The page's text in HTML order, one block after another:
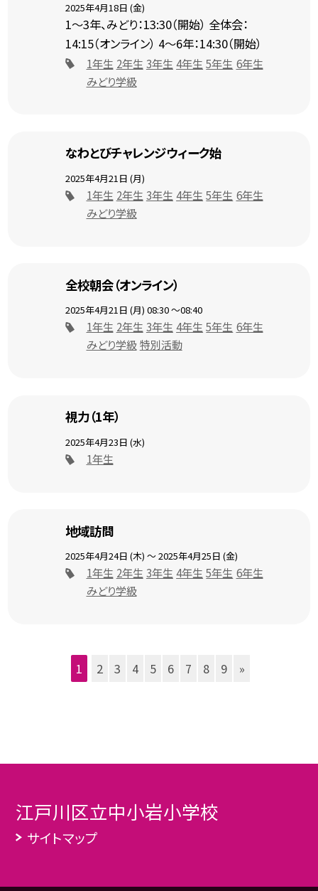
2025年4月18日 (金)
1～3年、みどり：13:30（開始） 全体会：
14:15（オンライン） 4～6年：14:30（開始）
1年生 2年生 3年生 4年生 5年生 6年生
みどり学級
なわとびチャレンジウィーク始
2025年4月21日 (月)
1年生 2年生 3年生 4年生 5年生 6年生
みどり学級
全校朝会（オンライン）
2025年4月21日 (月)08:30～08:40
1年生 2年生3年生4年生5年生 6年生
みどり学級 特別活動
視力（1年）
2025年4月23日 (水)
1年生
地域訪問
2025年4月24日 (木) ～ 2025年4月25日 (金)
1年生 2年生 3年生 4年生 5年生 6年生
みどり学級
1 2 3 4 5 6 7 8 9 »
江戸川区立中小岩小学校
サイトマップ